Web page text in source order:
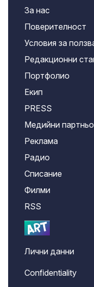
За нас
Поверителност
Условия за
Редакционни
Портфолио
Екип
PRESS
Медийни
Реклама
Радио
Списание
Филми
RSS
Лични данни
Confidentiality